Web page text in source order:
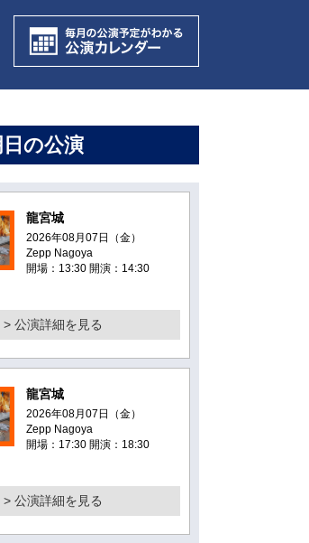
の公演
龍宮城
2026年08月07日（金）
Zepp Nagoya
開場：13:30 開演：14:30
> 公演詳細を見る
龍宮城
2026年08月07日（金）
Zepp Nagoya
開場：17:30 開演：18:30
> 公演詳細を見る